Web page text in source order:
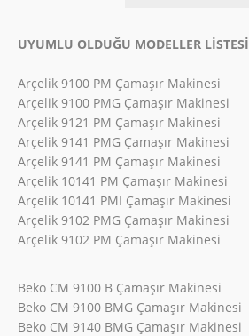
UYUMLU OLDUĞU MODELLER LİSTESİ
Arçelik 9100 PM Çamaşır Makinesi
Arçelik 9100 PMG Çamaşır Makinesi
Arçelik 9121 PM Çamaşır Makinesi
Arçelik 9141 PMG Çamaşır Makinesi
Arçelik 9141 PM Çamaşır Makinesi
Arçelik 10141 PM Çamaşır Makinesi
Arçelik 10141 PMI Çamaşır Makinesi
Arçelik 9102 PMG Çamaşır Makinesi
Arçelik 9102 PM Çamaşır Makinesi
Beko CM 9100 B Çamaşır Makinesi
Beko CM 9100 BMG Çamaşır Makinesi
Beko CM 9140 BMG Çamaşır Makinesi